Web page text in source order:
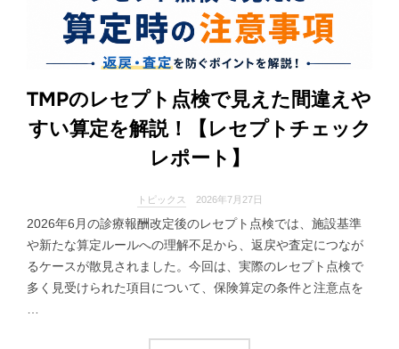
TMPのレセプト点検で見えた間違えや
すい算定を解説！【レセプトチェック
レポート】
トピックス 2026年7月27日
2026年6月の診療報酬改定後のレセプト点検では、施設基準
や新たな算定ルールへの理解不足から、返戻や査定につなが
るケースが散見されました。今回は、実際のレセプト点検で
多く見受けられた項目について、保険算定の条件と注意点を
…